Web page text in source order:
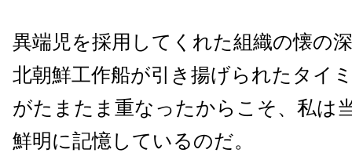
異端児を採用してくれた組織の懐の
北朝鮮工作船が引き揚げられたタイ
がたまたま重なったからこそ、私は
鮮明に記憶しているのだ。